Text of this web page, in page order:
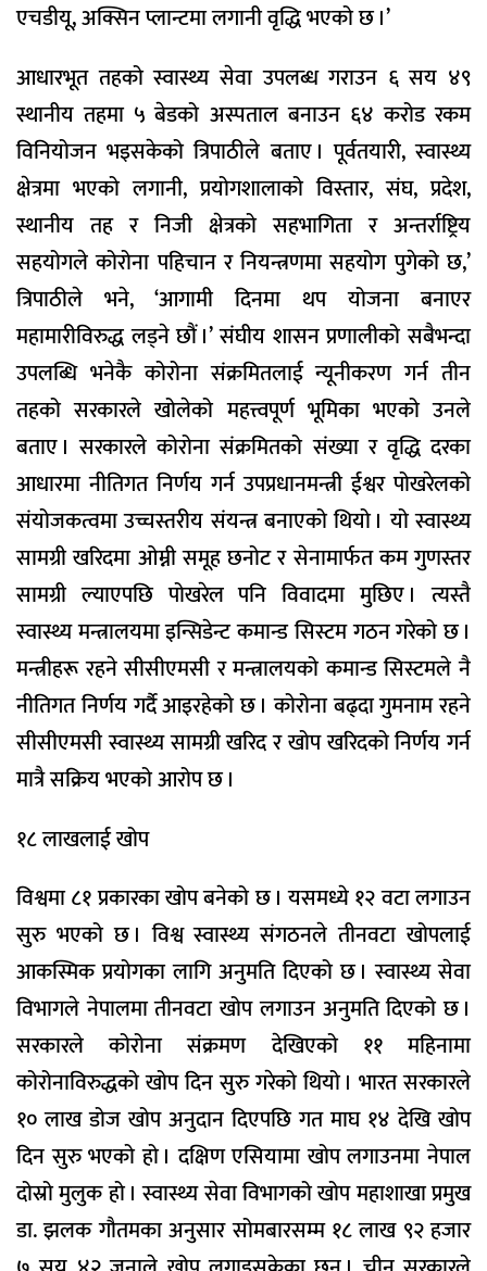
एचडीयू, अक्सिन प्लान्टमा लगानी वृद्धि भएको छ ।’
आधारभूत तहको स्वास्थ्य सेवा उपलब्ध गराउन ६ सय ४९
स्थानीय तहमा ५ बेडको अस्पताल बनाउन ६४ करोड रकम
विनियोजन भइसकेको त्रिपाठीले बताए । पूर्वतयारी, स्वास्थ्य
क्षेत्रमा भएको लगानी, प्रयोगशालाको विस्तार, संघ, प्रदेश,
स्थानीय तह र निजी क्षेत्रको सहभागिता र अन्तर्राष्ट्रिय
सहयोगले कोरोना पहिचान र नियन्त्रणमा सहयोग पुगेको छ,’
त्रिपाठीले भने, ‘आगामी दिनमा थप योजना बनाएर
महामारीविरुद्ध लड्ने छौं ।’ संघीय शासन प्रणालीको सबैभन्दा
उपलब्धि भनेकै कोरोना संक्रमितलाई न्यूनीकरण गर्न तीन
तहको सरकारले खोलेको महत्त्वपूर्ण भूमिका भएको उनले
बताए । सरकारले कोरोना संक्रमितको संख्या र वृद्धि दरका
आधारमा नीतिगत निर्णय गर्न उपप्रधानमन्त्री ईश्वर पोखरेलको
संयोजकत्वमा उच्चस्तरीय संयन्त्र बनाएको थियो । यो स्वास्थ्य
सामग्री खरिदमा ओम्नी समूह छनोट र सेनामार्फत कम गुणस्तर
सामग्री ल्याएपछि पोखरेल पनि विवादमा मुछिए । त्यस्तै
स्वास्थ्य मन्त्रालयमा इन्सिडेन्ट कमान्ड सिस्टम गठन गरेको छ ।
मन्त्रीहरू रहने सीसीएमसी र मन्त्रालयको कमान्ड सिस्टमले नै
नीतिगत निर्णय गर्दै आइरहेको छ । कोरोना बढ्दा गुमनाम रहने
सीसीएमसी स्वास्थ्य सामग्री खरिद र खोप खरिदको निर्णय गर्न
मात्रै सक्रिय भएको आरोप छ ।
१८ लाखलाई खोप
विश्वमा ८१ प्रकारका खोप बनेको छ । यसमध्ये १२ वटा लगाउन
सुरु भएको छ । विश्व स्वास्थ्य संगठनले तीनवटा खोपलाई
आकस्मिक प्रयोगका लागि अनुमति दिएको छ । स्वास्थ्य सेवा
विभागले नेपालमा तीनवटा खोप लगाउन अनुमति दिएको छ ।
सरकारले कोरोना संक्रमण देखिएको ११ महिनामा
कोरोनाविरुद्धको खोप दिन सुरु गरेको थियो । भारत सरकारले
१० लाख डोज खोप अनुदान दिएपछि गत माघ १४ देखि खोप
दिन सुरु भएको हो । दक्षिण एसियामा खोप लगाउनमा नेपाल
दोस्रो मुलुक हो । स्वास्थ्य सेवा विभागको खोप महाशाखा प्रमुख
डा. झलक गौतमका अनुसार सोमबारसम्म १८ लाख ९२ हजार